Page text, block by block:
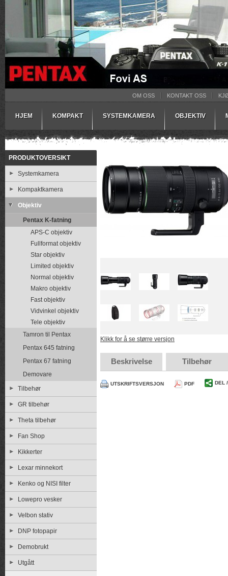
OM OSS KONTAKT OSS
HJEM KOMPAKT SYSTEMKAMERA OBJEKTIV
PRODUKTOVERSIKT
Systemkamera
Kompaktkamera
Objektiv
Pentax K-fatning
APS-C objektiv
Fullformat objektiv
Star objektiv
Limited objektiv
Normal objektiv
Makro objektiv
Fast objektiv
Vidvinkel objektiv
Tele objektiv
Tamron til Pentax
Pentax 645 fatning
Pentax 67 fatning
Demovare
Tilbehør
GR tilbehør
Theta tilbehør
Fan Shop
Kikkerter
Lexar minnekort
Kenko og NISI filter
Lowepro vesker
Velbon stativ
DNP fotopapir
Demobrukt
Utgått
Klikk for å se større versjon
Beskrivelse Tilbehør
UTSKRIFTSVERSJON PDF DEL